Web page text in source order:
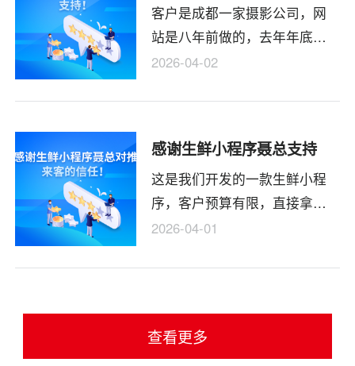
不同群体的网吧用户提供更高
更优质的电竞服务，成功孵化
“亦网咖”“1K电竞俱乐部”品牌，
客户是成都一家摄影公司，网
站是八年前做的，去年年底之
前的做网站的公司就联系不上
也被告知换了很多家了。实在
站了。现在重新做网站，基于
第一次经验，付款上也做了调
整，公司负责人个人资料也给
了客户，至少保证能找的到负
了。客户也也表示对我们的效
2026-04-02
感谢生鲜小程序聂总支持
这是我们开发的一款生鲜小程
序，客户预算有限，直接拿我
们的之前做过的一套成品来修
由提出了一些小问题的修改，
服务商都挺满意的。
2026-04-01
查看更多